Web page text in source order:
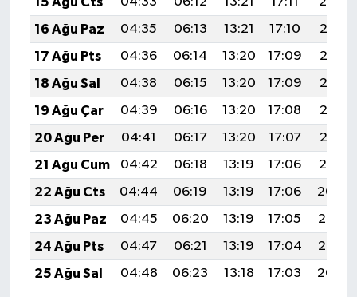
16 Ağu Paz
04:35 06:13 13:21 17:10
20:18
17 Ağu Pts
04:36 06:14 13:20 17:09
20:16
18 Ağu Sal
04:38 06:15 13:20 17:09
20:15
19 Ağu Çar
04:39 06:16 13:20 17:08
20:13
20 Ağu Per
04:41 06:17 13:20 17:07
20:12
21 Ağu Cum
04:42 06:18 13:19 17:06
20:10
22 Ağu Cts
04:44 06:19 13:19 17:06
20:09
23 Ağu Paz
04:45 06:20 13:19 17:05
20:07
24 Ağu Pts
04:47 06:21 13:19 17:04
20:06
25 Ağu Sal
04:48 06:23 13:18 17:03 20:04